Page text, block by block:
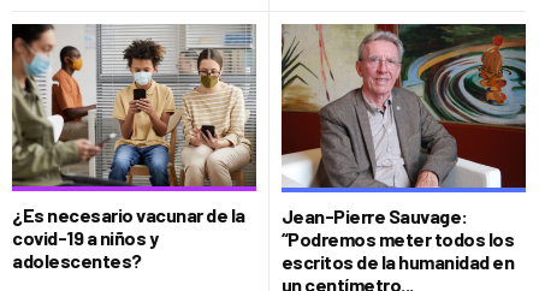
¿Es necesario vacunar de la
covid-19 a niños y
adolescentes?
Jean-Pierre Sauvage:
“Podremos meter todos los
escritos de la humanidad en
un centímetro...